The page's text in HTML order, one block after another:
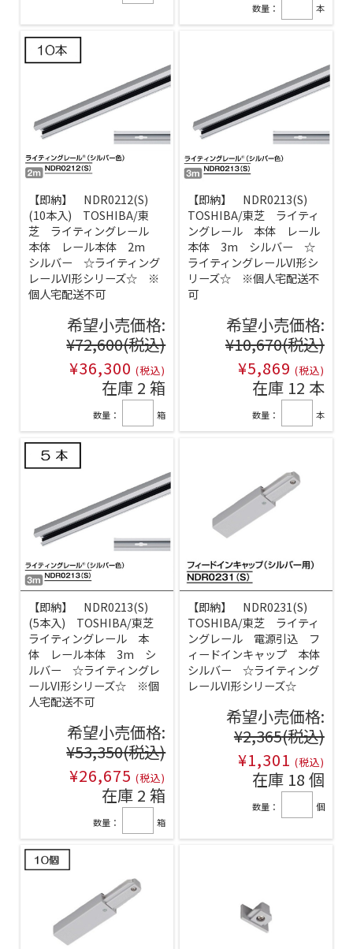
数量： 本
【即納】 NDR0212(S)
(10本入) TOSHIBA/東
芝 ライティングレール
本体 レール本体 2m
シルバー ☆ライティング
レールVI形シリーズ☆ ※
個人宅配送不可
希望小売価格:
¥72,600(税込)
¥36,300 (税込)
在庫 2 箱
数量： 箱
【即納】 NDR0213(S)
TOSHIBA/東芝 ライティ
ングレール 本体 レール
本体 3m シルバー ☆
ライティングレールVI形シ
リーズ☆ ※個人宅配送不
可
希望小売価格:
¥10,670(税込)
¥5,869 (税込)
在庫 12 本
数量： 本
【即納】 NDR0213(S)
(5本入) TOSHIBA/東芝
ライティングレール 本
体 レール本体 3m シ
ルバー ☆ライティングレ
ールVI形シリーズ☆ ※個
人宅配送不可
希望小売価格:
¥53,350(税込)
¥26,675 (税込)
在庫 2 箱
数量： 箱
【即納】 NDR0231(S)
TOSHIBA/東芝 ライティ
ングレール 電源引込 フ
ィードインキャップ 本体
シルバー ☆ライティング
レールVI形シリーズ☆
希望小売価格:
¥2,365(税込)
¥1,301 (税込)
在庫 18 個
数量： 個